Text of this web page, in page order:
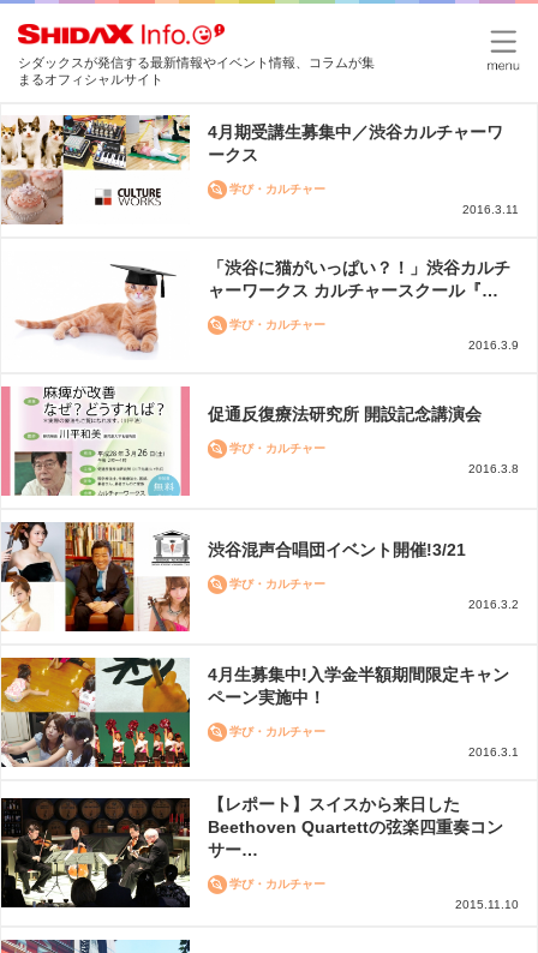
シダックスが発信する最新情報やイベント情報、コラムが集
まるオフィシャルサイト
4月期受講生募集中／渋谷カルチャーワ
ークス
学び・カルチャー
2016.3.11
「渋谷に猫がいっぱい？！」渋谷カルチ
ャーワークス カルチャースクール『…
学び・カルチャー
2016.3.9
促通反復療法研究所 開設記念講演会
学び・カルチャー
2016.3.8
渋谷混声合唱団イベント開催!3/21
学び・カルチャー
2016.3.2
4月生募集中!入学金半額期間限定キャン
ペーン実施中！
学び・カルチャー
2016.3.1
【レポート】スイスから来日した
Beethoven Quartettの弦楽四重奏コン
サー…
学び・カルチャー
2015.11.10